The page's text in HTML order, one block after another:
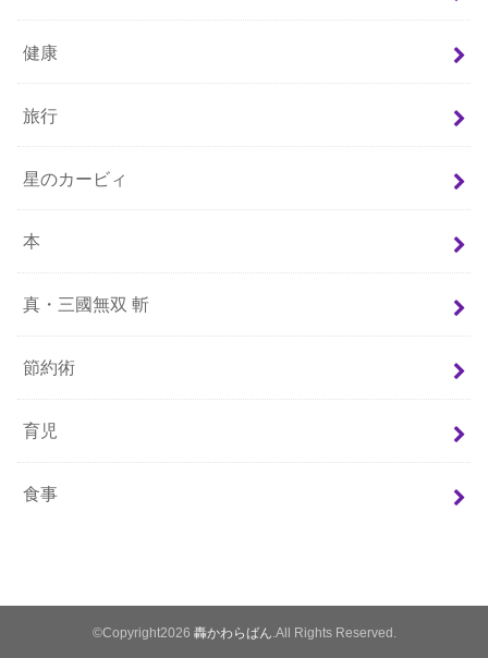
健康
旅行
星のカービィ
本
真・三國無双 斬
節約術
育児
食事
©Copyright2026 轟かわらばん .All Rights Reserved.